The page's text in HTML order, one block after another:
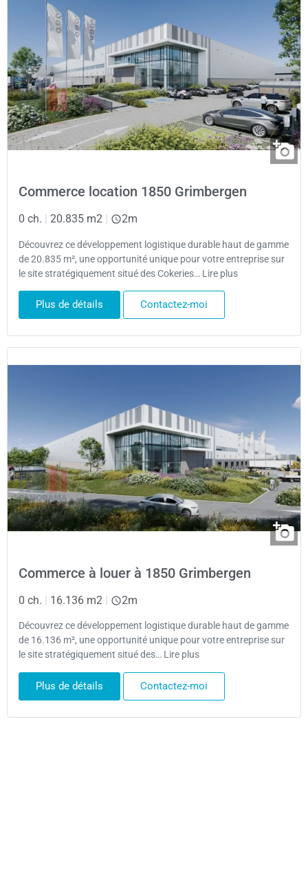
Commerce location 1850 Grimbergen
0 ch. 20.835 m2 2m
Découvrez ce développement logistique durable haut de gamme
de 20.835 m², une opportunité unique pour votre entreprise sur
le site stratégiquement situé des Cokeries… Lire plus
Plus de détails Contactez-moi
Commerce à louer à 1850 Grimbergen
0 ch. | 16.136 m2 | 2m
Découvrez ce développement logistique durable haut de gamme
de 16.136 m², une opportunité unique pour votre entreprise sur
le site stratégiquement situé des… Lire plus
Plus de détails Contactez-moi